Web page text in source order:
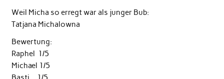
Weil Micha so erregt war als junger Bub:
Tatjana Michalowna
Bewertung:
Raphel 1/5
Michael 1/5